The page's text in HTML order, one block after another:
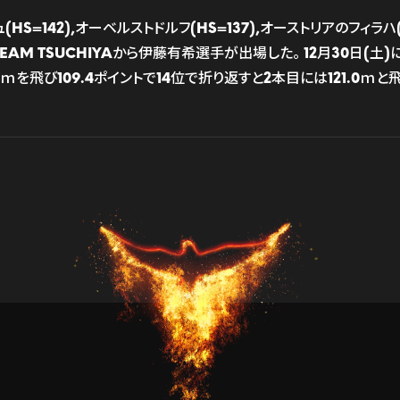
(HS=142),オーベルストドルフ(HS=137),オーストリアのフィ
TSUCHIYAから伊藤有希選手が出場した。 12月30日(土)
を飛び109.4ポイントで14位で折り返すと2本目には121.0ｍと